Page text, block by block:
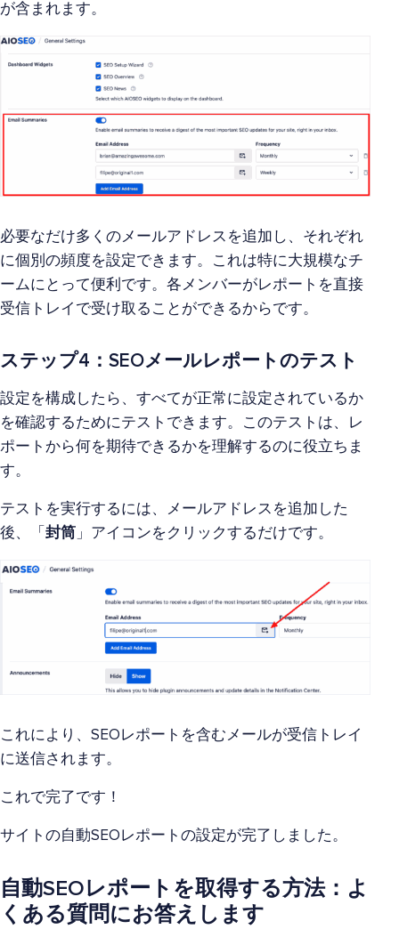
が含まれます。
必要なだけ多くのメールアドレスを追加し、それぞれ
に個別の頻度を設定できます。これは特に大規模なチ
ームにとって便利です。各メンバーがレポートを直接
受信トレイで受け取ることができるからです。
ステップ4：SEOメールレポートのテスト
設定を構成したら、すべてが正常に設定されているか
を確認するためにテストできます。このテストは、レ
ポートから何を期待できるかを理解するのに役立ちま
す。
テストを実行するには、メールアドレスを追加した
後、「 封筒 」アイコンをクリックするだけです。
これにより、SEOレポートを含むメールが受信トレイ
に送信されます。
これで完了です！
サイトの自動SEOレポートの設定が完了しました。
自動SEOレポートを取得する方法：よ
くある質問にお答えします